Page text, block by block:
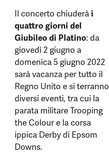
Il concerto chiuderài
quattro giorni del
Giubileo di Platino: da
giovedì 2 giugno a
domenica 5 giugno 2022
sarà vacanza per tutto il
Regno Unito e si terranno
diversi eventi, tra cui la
parata militareTrooping
the Colour e la corsa
ippica Derby di Epsom
Downs.